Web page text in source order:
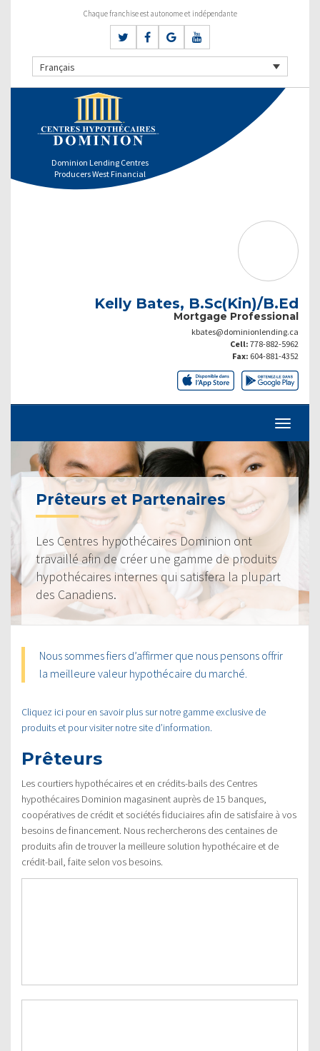
Chaque franchise est autonome et indépendante
Français
Dominion Lending Centres
Producers West Financial
Kelly Bates, B.Sc(Kin)/B.Ed
Mortgage Professional
kbates@dominionlending.ca
Cell: 778-882-5962
Fax: 604-881-4352
Prêteurs et Partenaires
Les Centres hypothécaires Dominion ont
travaillé afin de créer une gamme de produits
hypothécaires internes qui satisfera la plupart
des Canadiens.
Nous sommes fiers d’affirmer que nous pensons offrir
la meilleure valeur hypothécaire du marché.
Cliquez ici pour en savoir plus sur notre gamme exclusive de
produits et pour visiter notre site d’information.
Prêteurs
Les courtiers hypothécaires et en crédits-bails des Centres
hypothécaires Dominion magasinent auprès de 15 banques,
coopératives de crédit et sociétés fiduciaires afin de satisfaire à vos
besoins de financement. Nous rechercherons des centaines de
produits afin de trouver la meilleure solution hypothécaire et de
crédit-bail, faite selon vos besoins.